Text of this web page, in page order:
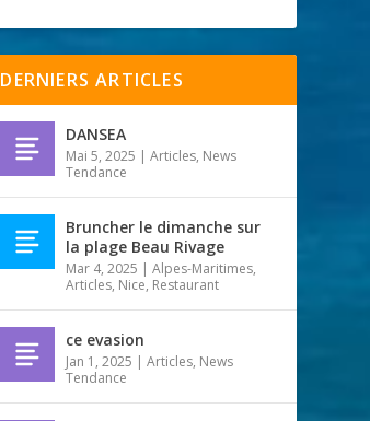
DERNIERS ARTICLES
DANSEA
Mai 5, 2025 |Articles, News
Tendance
Bruncher le dimanche sur
la plage Beau Rivage
Mar 4, 2025 |Alpes-Maritimes,
Articles, Nice, Restaurant
ce evasion
Jan 1, 2025 |Articles, News
Tendance